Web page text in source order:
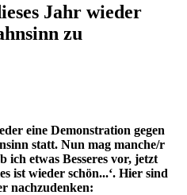
Jahr wieder
zu
eine Demonstration gegen
statt. Nun mag manche/r
ich etwas Besseres vor, jetzt
ist wieder schön...‘. Hier sind
nachzudenken: